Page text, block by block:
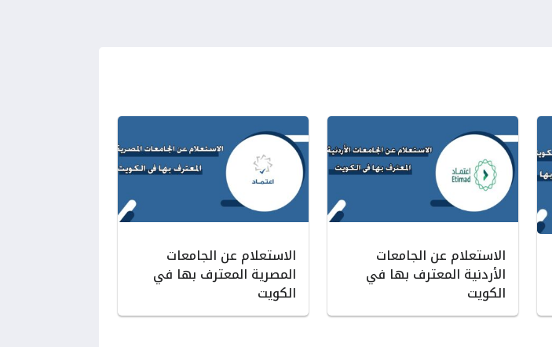
الاستعلام عن الجامعات
الأردنية المعترف بها في
الكويت
الاستعلام عن الجامعات
المصرية المعترف بها في
الكويت